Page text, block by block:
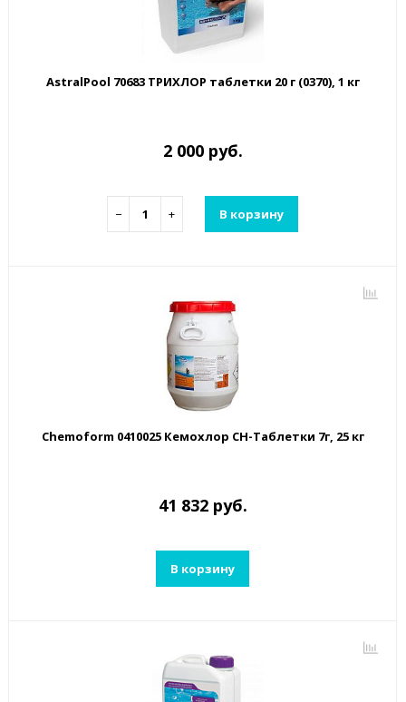
AstralPool 70683 ТРИХЛОР таблетки 20 г (0370), 1 кг
2 000 руб.
− + В корзину
Chemoform 0410025 Кемохлор СН-Таблетки 7г, 25 кг
41 832 руб.
В корзину